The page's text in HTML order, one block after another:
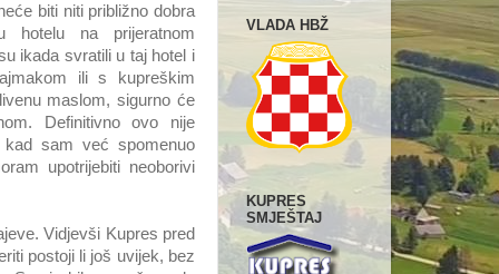
biti niti približno dobra
na prijeratnom
ikada svratili u taj hotel i
ili s kupreškim
maslom, sigurno će
Definitivno ovo nije
sam već spomenuo
upotrijebiti neoborivi
Vidjevši Kupres pred
postoji li još uvijek, bez
VLADA HBŽ
KUPRES
SMJEŠTAJ